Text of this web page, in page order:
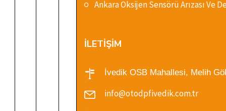
Ankara Oksijen Sensörü Arızası Ve
İLETİŞİM
İvedik OSB Mahallesi, Melih
info@otodpfivedik.com.tr